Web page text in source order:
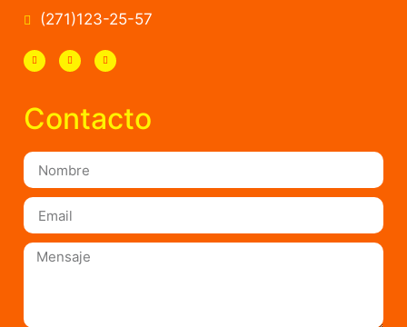
(271)123-25-57
Contacto